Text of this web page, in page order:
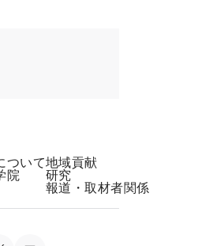
ついて
院
地域貢献
研究
報道・取材者関係